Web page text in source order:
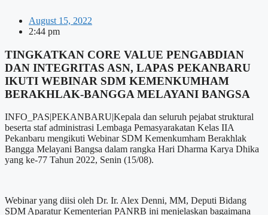
August 15, 2022
2:44 pm
TINGKATKAN CORE VALUE PENGABDIAN
DAN INTEGRITAS ASN, LAPAS PEKANBARU
IKUTI WEBINAR SDM KEMENKUMHAM
BERAKHLAK-BANGGA MELAYANI BANGSA
INFO_PAS|PEKANBARU|Kepala dan seluruh pejabat struktural
beserta staf administrasi Lembaga Pemasyarakatan Kelas IIA
Pekanbaru mengikuti Webinar SDM Kemenkumham Berakhlak
Bangga Melayani Bangsa dalam rangka Hari Dharma Karya Dhika
yang ke-77 Tahun 2022, Senin (15/08).
Webinar yang diisi oleh Dr. Ir. Alex Denni, MM, Deputi Bidang
SDM Aparatur Kementerian PANRB ini menjelaskan bagaimana